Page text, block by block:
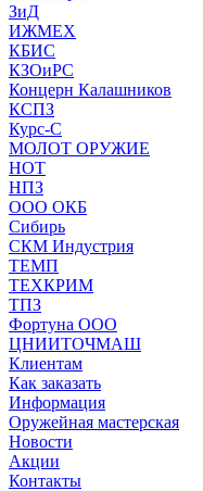
ЗиД
ИЖМЕХ
КБИС
КЗОиРС
Концерн Калашников
КСПЗ
Курс-С
МОЛОТ ОРУЖИЕ
НОТ
НПЗ
ООО ОКБ
Сибирь
СКМ Индустрия
ТЕМП
ТЕХКРИМ
ТПЗ
Фортуна ООО
ЦНИИТОЧМАШ
Клиентам
Как заказать
Информация
Оружейная мастерская
Новости
Акции
Контакты